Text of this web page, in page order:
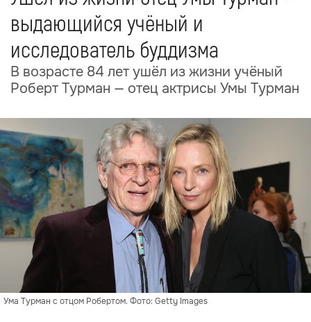
выдающийся учёный и
исследователь буддизма
В возрасте 84 лет ушёл из жизни учёный
Роберт Турман — отец актрисы Умы Турман
Ума Турман с отцом Робертом. Фото: Getty Images